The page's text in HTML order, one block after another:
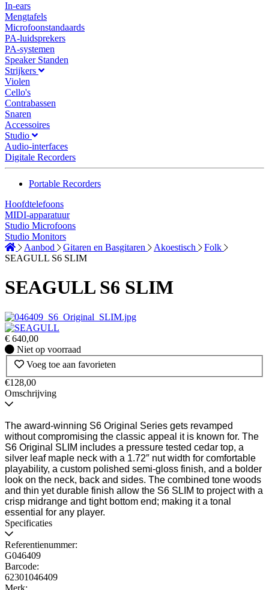
In-ears
Mengtafels
Microfoonstandaards
PA-luidsprekers
PA-systemen
Speaker Standen
Strijkers
Violen
Cello's
Contrabassen
Snaren
Accessoires
Studio
Audio-interfaces
Digitale Recorders
Portable Recorders
Hoofdtelefoons
MIDI-apparatuur
Studio Microfoons
Studio Monitors
Aanbod
Gitaren en Basgitaren Akoestisch
Folk
SEAGULL S6 SLIM
SEAGULL S6 SLIM
€ 640,00
Niet
op
voorraad
Niet op voorraad
Voeg toe aan favorieten
€128,00
Omschrijving
The award-winning S6 Original Series gets revamped
without compromising the classic appeal it is known for. The
S6 Original SLIM includes a pressure tested cedar top, a
silver leaf maple neck with a 1.72″ nut width for comfortable
playability, a custom polished semi-gloss finish, and a bolder
look on the neck, back and sides. The combined tone woods
and thin yet durable finish allow the S6 SLIM to project with a
crisp midrange and tight bottom end; making it a tonal
essential for any player.
Specificaties
Referentienummer:
G046409
Barcode:
62301046409